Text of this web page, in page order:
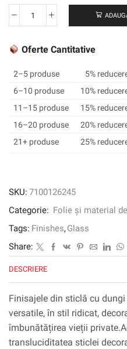
Cantitate
™
™
Finish
Glass
Finish,
Sh2ptStr,
String
x
m
Oferte Cantitative
2–5 produse
5%
6–10 produse
10%
11–15 produse
15%
16–20 produse
20%
21+ produse
25%
SKU: 7100126245
Categorie: Folie și material
Tags: Finishes,Glass
Share:
DESCRIERE
Finisajele din sticlă cu
versatile, în stil ridicat,
îmbunătățirea vieții
transluciditatea sticlei